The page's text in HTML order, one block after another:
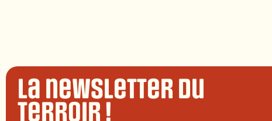
La newsletter du
terroir !